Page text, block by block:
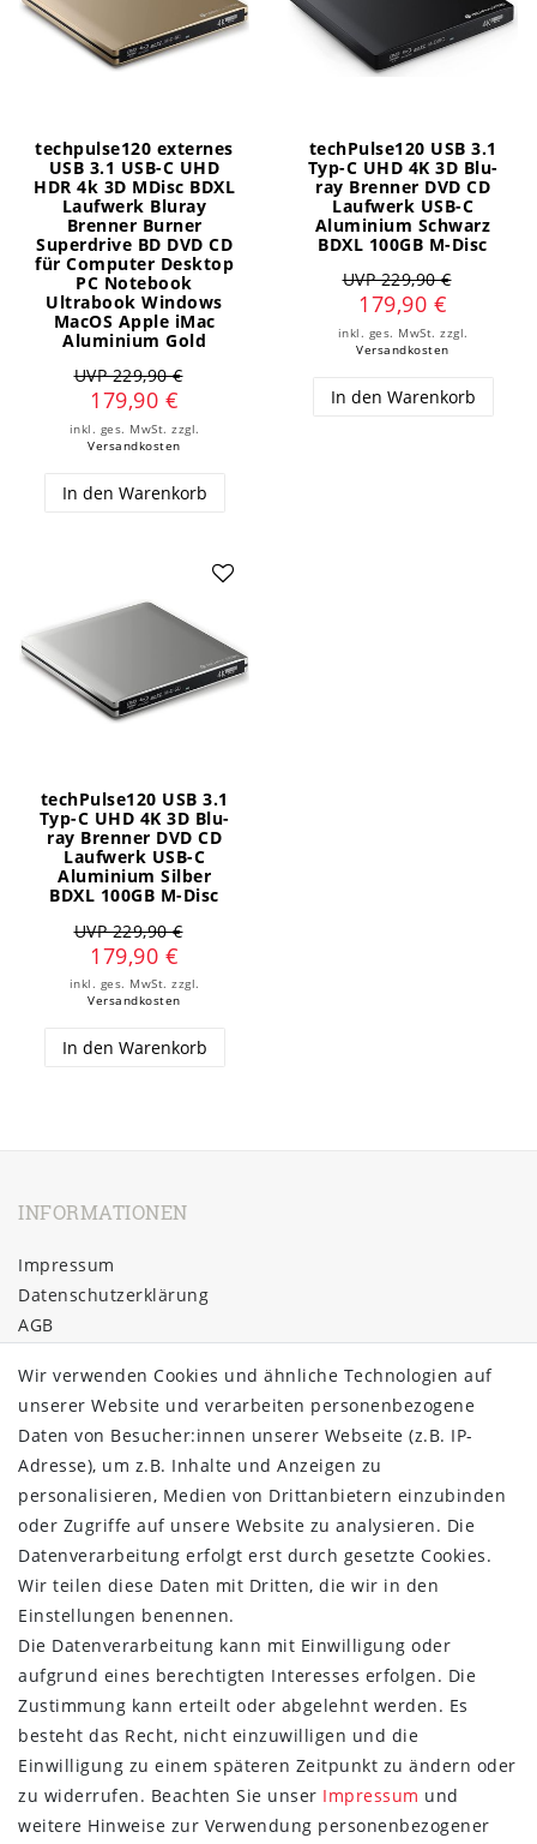
techpulse120 externes
USB 3.1 USB-C UHD
HDR 4k 3D MDisc BDXL
Laufwerk Bluray
Brenner Burner
Superdrive BD DVD CD
für Computer Desktop
PC Notebook
Ultrabook Windows
MacOS Apple iMac
Aluminium Gold
UVP 229,90 €
179,90 €
inkl. ges. MwSt. zzgl.
Versandkosten
In den Warenkorb
techPulse120 USB 3.1
Typ-C UHD 4K 3D Blu-
ray Brenner DVD CD
Laufwerk USB-C
Aluminium Schwarz
BDXL 100GB M-Disc
UVP 229,90 €
179,90 €
inkl. ges. MwSt. zzgl.
Versandkosten
In den Warenkorb
techPulse120 USB 3.1
Typ-C UHD 4K 3D Blu-
ray Brenner DVD CD
Laufwerk USB-C
Aluminium Silber
BDXL 100GB M-Disc
UVP 229,90 €
179,90 €
inkl. ges. MwSt. zzgl.
Versandkosten
In den Warenkorb
INFORMATIONEN
Impressum
Daten­schutz­erklärung
AGB
Widerrufs­recht
Kontakt
Vertrag widerrufen
ÜBER UNS
Montage in Maintal / Hessen
Täglicher Versand mit DHL
Versandkostenfrei ab 20€
Same-Day Versand bei Zahlungseingang bis 13:00 Uhr
ZAHLUNG & VERSAND
UNSER VERSPRECHEN
Wir verwenden Cookies und ähnliche Technologien auf
unserer Website und verarbeiten personenbezogene
Daten von Besucher:innen unserer Webseite (z.B. IP-
Adresse), um z.B. Inhalte und Anzeigen zu
personalisieren, Medien von Drittanbietern einzubinden
oder Zugriffe auf unsere Website zu analysieren. Die
Datenverarbeitung erfolgt erst durch gesetzte Cookies.
Wir teilen diese Daten mit Dritten, die wir in den
Einstellungen benennen.
Die Datenverarbeitung kann mit Einwilligung oder
aufgrund eines berechtigten Interesses erfolgen. Die
Zustimmung kann erteilt oder abgelehnt werden. Es
besteht das Recht, nicht einzuwilligen und die
Einwilligung zu einem späteren Zeitpunkt zu ändern oder
zu widerrufen. Beachten Sie unser Impressum und
weitere Hinweise zur Verwendung personenbezogener